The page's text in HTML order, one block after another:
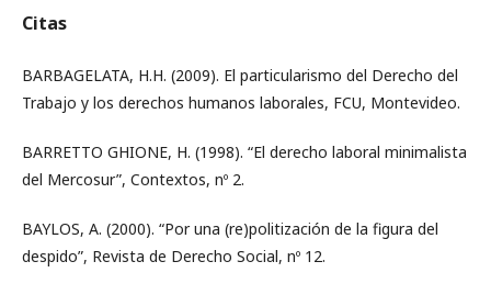
Citas
BARBAGELATA, H.H. (2009). El particularismo del Derecho del
Trabajo y los derechos humanos laborales, FCU, Montevideo.
BARRETTO GHIONE, H. (1998). “El derecho laboral minimalista
del Mercosur”, Contextos, nº 2.
BAYLOS, A. (2000). “Por una (re)politización de la figura del
despido”, Revista de Derecho Social, nº 12.